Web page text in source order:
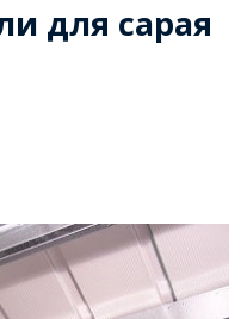
для сарая